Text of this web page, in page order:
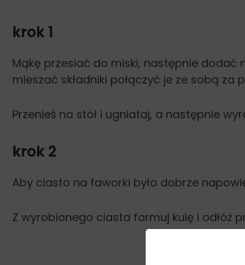
krok 1
Mąkę przesiać do miski, następnie dodać
mieszać składniki połączyć je ze sobą za
Przenieś na stół i ugniataj, a następnie
krok 2
Aby ciasto na faworki było dobrze
Z wyrobionego ciasta formuj kulę i odłóż